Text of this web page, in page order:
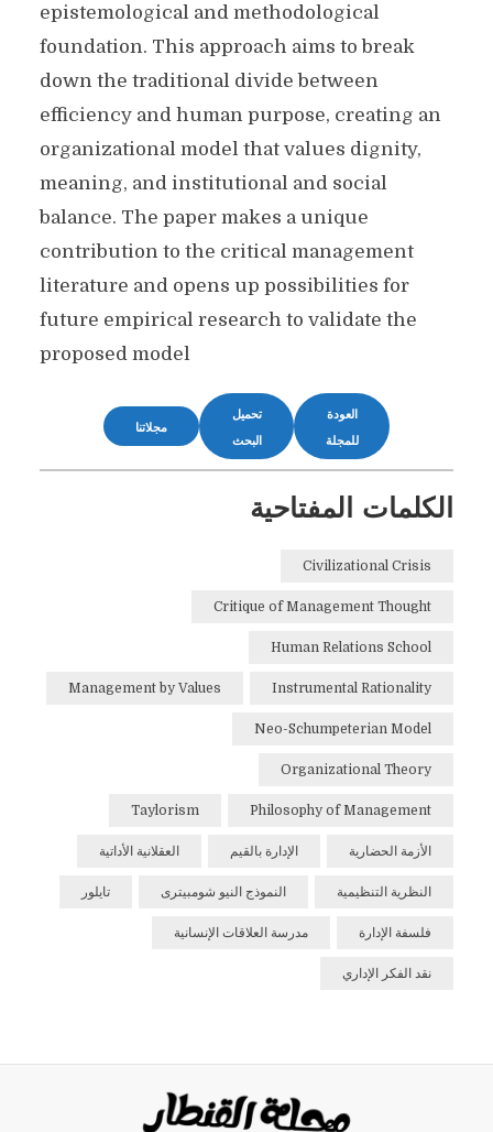
epistemological and methodological
foundation. This approach aims to break
down the traditional divide between
efficiency and human purpose, creating an
organizational model that values dignity,
meaning, and institutional and social
balance. The paper makes a unique
contribution to the critical management
literature and opens up possibilities for
future empirical research to validate the
proposed model
العودة
للمجلة
تحميل
البحث
مجلاتنا
الكلمات المفتاحية
Civilizational Crisis
Critique of Management Thought
Human Relations School
Instrumental Rationality
Management by Values
Neo-Schumpeterian Model
Organizational Theory
Philosophy of Management
Taylorism
الأزمة الحضارية الإدارة بالقيم العقلانية الأداتية
النظرية التنظيمية النموذج النيو شومبيترى تايلور
فلسفة الإدارة مدرسة العلاقات الإنسانية
نقد الفكر الإداري